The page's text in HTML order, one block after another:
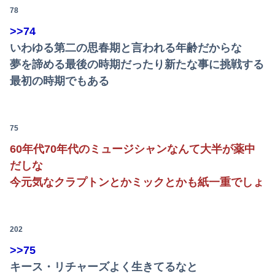
78
>>74
いわゆる第二の思春期と言われる年齢だからな
夢を諦める最後の時期だったり新たな事に挑戦する
最初の時期でもある
75
60年代70年代のミュージシャンなんて大半が薬中
だしな
今元気なクラプトンとかミックとかも紙一重でしょ
202
>>75
キース・リチャーズよく生きてるなと